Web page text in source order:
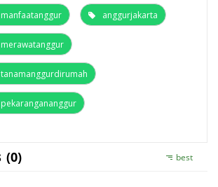
manfaatanggur anggurjakarta
merawatanggur
tanamanggurdirumah
pekarangananggur